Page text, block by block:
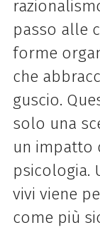
passo alle
forme
che
guscio.
solo una
un impatto
psicologia.
vivi viene
come più